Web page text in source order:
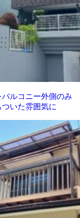
ルコニー外側のみ
いた雰囲気に